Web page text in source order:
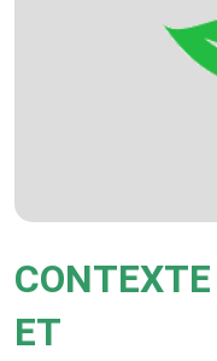
CONTEXTE
ET